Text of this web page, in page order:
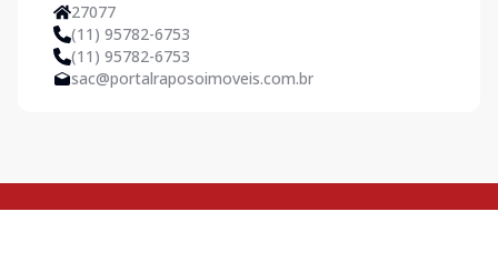
27077
(11) 95782-6753
(11) 95782-6753
sac@portalraposoimoveis.com.br